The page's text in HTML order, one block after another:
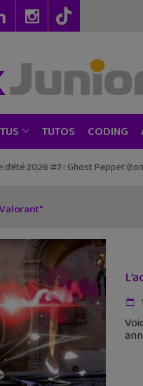
TUTOS CODING
geek de l’été à Paris : One